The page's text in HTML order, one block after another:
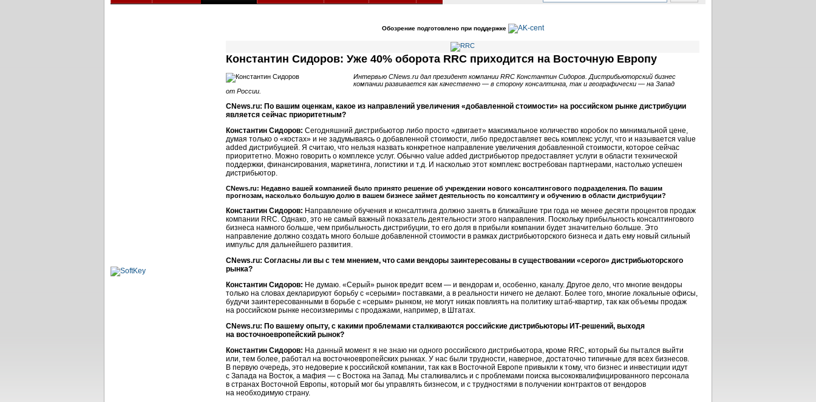
Обозрение подготовлено при поддержке
Константин Сидоров: Уже 40% оборота RRC приходится на Восточную Европу
Интервью CNews.ru дал президент компании RRC Константин Сидоров. Дистрибьюторский бизнес
компании развивается как качественно — в сторону консалтинга, так и географически — на Запад
от России.
CNews.ru: По вашим оценкам, какое из направлений увеличения «добавленной стоимости» на российском рынке дистрибуции
является сейчас приоритетным?
Константин Сидоров: Сегодняшний дистрибьютор либо просто «двигает» максимальное количество коробок по минимальной цене,
думая только о «костах» и не задумываясь о добавленной стоимости, либо предоставляет весь комплекс услуг, что и называется value
added дистрибуцией. Я считаю, что нельзя назвать конкретное направление увеличения добавленной стоимости, которое сейчас
приоритетно. Можно говорить о комплексе услуг. Обычно value added дистрибьютор предоставляет услуги в области технической
поддержки, финансирования, маркетинга, логистики и т.д. И насколько этот комплекс востребован партнерами, настолько успешен
дистрибьютор.
CNews.ru: Недавно вашей компанией было принято решение об учреждении нового консалтингового подразделения. По вашим
прогнозам, насколько большую долю в вашем бизнесе займет деятельность по консалтингу и обучению в области дистрибуции?
Константин Сидоров: Направление обучения и консалтинга должно занять в ближайшие три года не менее десяти процентов продаж
компании RRC. Однако, это не самый важный показатель деятельности этого направления. Поскольку прибыльность консалтингового
бизнеса намного больше, чем прибыльность дистрибуции, то его доля в прибыли компании будет значительно больше. Это
направление должно создать много больше добавленной стоимости в рамках дистрибьюторского бизнеса и дать ему новый сильный
импульс для дальнейшего развития.
CNews.ru: Согласны ли вы с тем мнением, что сами вендоры заинтересованы в существовании «серого» дистрибьюторского
рынка?
Константин Сидоров: Не думаю. «Серый» рынок вредит всем — и вендорам и, особенно, каналу. Другое дело, что многие вендоры
только на словах декларируют борьбу с «серыми» поставками, а в реальности ничего не делают. Более того, многие локальные офисы,
будучи заинтересованными в борьбе с «серым» рынком, не могут никак повлиять на политику штаб-квартир, так как объемы продаж
на российском рынке несоизмеримы с продажами, например, в Штатах.
CNews.ru: По вашему опыту, с какими проблемами сталкиваются российские дистрибьюторы ИТ-решений, выходя
на восточноевропейский рынок?
Константин Сидоров: На данный момент я не знаю ни одного российского дистрибьютора, кроме RRC, который бы пытался выйти
или, тем более, работал на восточноевропейских рынках. У нас были трудности, наверное, достаточно типичные для всех бизнесов.
В первую очередь, это недоверие к российской компании, так как в Восточной Европе привыкли к тому, что бизнес и инвестиции идут
с Запада на Восток, а мафия — с Востока на Запад. Мы сталкивались и с проблемами поиска высококвалифицированного персонала
в странах Восточной Европы, который мог бы управлять бизнесом, и с трудностями в получении контрактов от вендоров
на необходимую страну.